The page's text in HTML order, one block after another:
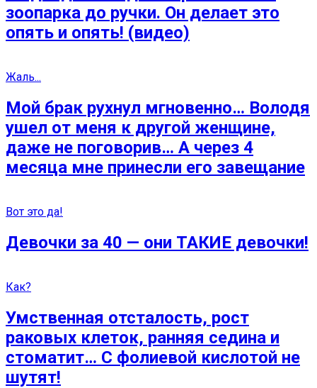
зоопарка до ручки. Он делает это
опять и опять! (видео)
Жаль...
Мой брак рухнул мгновенно… Володя
ушел от меня к другой женщине,
даже не поговорив… А через 4
месяца мне принесли его завещание
Вот это да!
Девочки за 40 — они ТАКИЕ девочки!
Как?
Умственная отсталость, рост
раковых клеток, ранняя седина и
стоматит… С фолиевой кислотой не
шутят!